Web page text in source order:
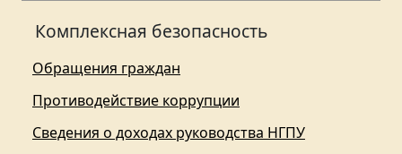
Комплексная безопасность
Обращения граждан
Противодействие коррупции
Сведения о доходах руководства НГПУ